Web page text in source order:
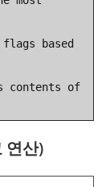
based
contents of
산)